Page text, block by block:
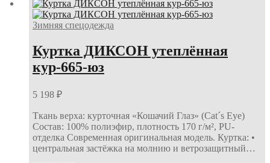
Зимняя спецодежда
Куртка ДИКСОН утеплённая
кур-665-юз
5 198 ₽
Ткань верха: курточная «Кошачий Глаз» (Cat´s Eye)
Состав: 100% полиэфир, плотность 170 г/м², PU-
отделка Современная оригинальная модель. Куртка: •
центральная застёжка на молнию и ветрозащитный…